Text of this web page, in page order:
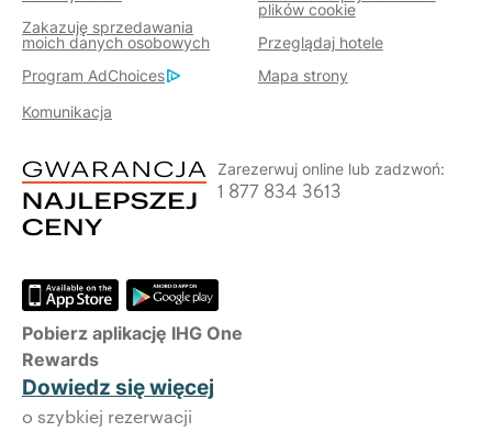
plików cookie
Zakazuję sprzedawania
moich danych osobowych
Przeglądaj hotele
Program AdChoices
Mapa strony
Komunikacja
Zarezerwuj online lub zadzwoń:
1 877 834 3613
Pobierz aplikację IHG One
Rewards
Dowiedz się więcej
o szybkiej rezerwacji